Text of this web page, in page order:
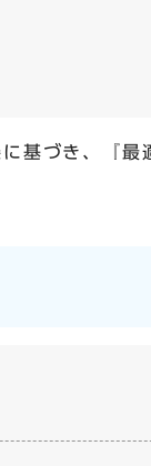
基づき、『最